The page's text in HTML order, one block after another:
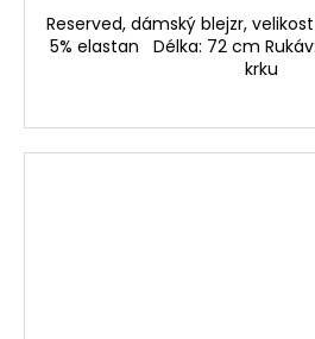
Reserved, dámský blejzr,
5% elastan Délka: 72 cm
krku